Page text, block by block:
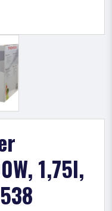
1,75l,